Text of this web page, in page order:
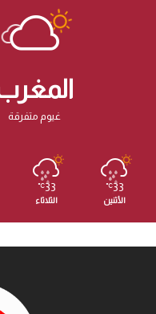
غيوم متفرقة
33
℃
الأثنين
33
℃
الثلاثاء